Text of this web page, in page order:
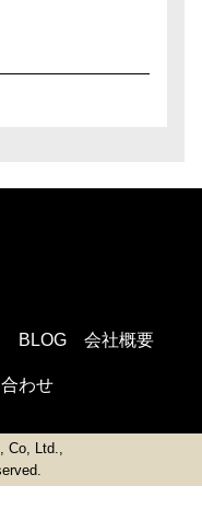
BLOG 会社概要
わせ
Co, Ltd.,